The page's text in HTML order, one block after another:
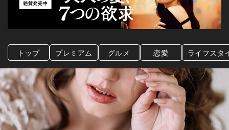
トップ プレミアム グルメ 恋愛 ライフスタ